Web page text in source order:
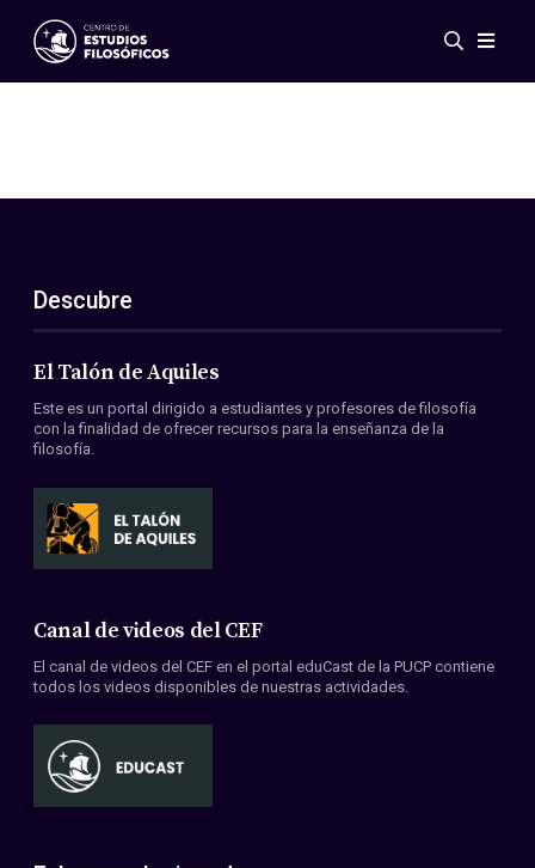
Eventos
ES
EN
Acerca de nosotros
Miembros
Convenios
Descubre
El Talón de Aquiles
Este es un portal dirigido a estudiantes y profesores de filosofía
con la finalidad de ofrecer recursos para la enseñanza de la
filosofía.
Canal de videos del CEF
El canal de videos del CEF en el portal eduCast de la PUCP contiene
todos los videos disponibles de nuestras actividades.